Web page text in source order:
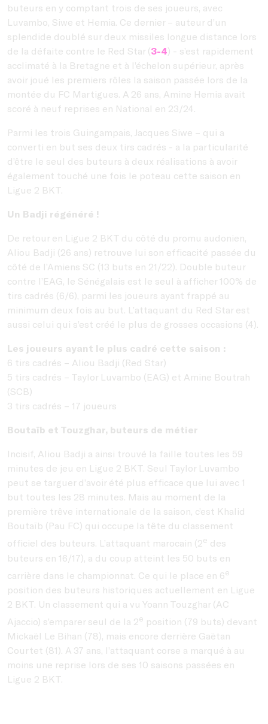
buteurs en y comptant trois de ses joueurs, avec
Luvambo, Siwe et Hemia. Ce dernier – auteur d’un
splendide doublé sur deux missiles longue distance lors
de la défaite contre le Red Star (3-4) - s’est rapidement
acclimaté à la Bretagne et à l’échelon supérieur, après
avoir joué les premiers rôles la saison passée lors de la
montée du FC Martigues. A 26 ans, Amine Hemia avait
scoré à neuf reprises en National en 23/24.
Parmi les trois Guingampais, Jacques Siwe – qui a
converti en but ses deux tirs cadrés - a la particularité
d’être le seul des buteurs à deux réalisations à avoir
également touché une fois le poteau cette saison en
Ligue 2 BKT.
Un Badji régénéré !
De retour en Ligue 2 BKT du côté du promu audonien,
Aliou Badji (26 ans) retrouve lui son efficacité passée du
côté de l’Amiens SC (13 buts en 21/22). Double buteur
contre l’EAG, le Sénégalais est le seul à afficher 100% de
tirs cadrés (6/6), parmi les joueurs ayant frappé au
minimum deux fois au but. L’attaquant du Red Star est
aussi celui qui s’est créé le plus de grosses occasions (4).
Les joueurs ayant le plus cadré cette saison :
6 tirs cadrés – Aliou Badji (Red Star)
5 tirs cadrés – Taylor Luvambo (EAG) et Amine Boutrah
(SCB)
3 tirs cadrés – 17 joueurs
Boutaïb et Touzghar, buteurs de métier
Incisif, Aliou Badji a ainsi trouvé la faille toutes les 59
minutes de jeu en Ligue 2 BKT. Seul Taylor Luvambo
peut se targuer d’avoir été plus efficace que lui avec 1
but toutes les 28 minutes. Mais au moment de la
première trêve internationale de la saison, c’est Khalid
Boutaïb (Pau FC) qui occupe la tête du classement
officiel des buteurs. L’attaquant marocain (2e des
buteurs en 16/17), a du coup atteint les 50 buts en
carrière dans le championnat. Ce qui le place en 6e
position des buteurs historiques actuellement en Ligue
2 BKT. Un classement qui a vu Yoann Touzghar (AC
Ajaccio) s’emparer seul de la 2e position (79 buts) devant
Mickaël Le Bihan (78), mais encore derrière Gaëtan
Courtet (81). A 37 ans, l’attaquant corse a marqué à au
moins une reprise lors de ses 10 saisons passées en
Ligue 2 BKT.